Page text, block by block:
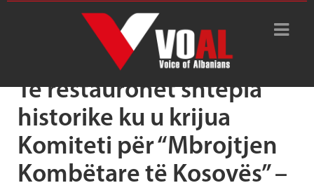
Tag Archive: Jahja Lluka
Të restaurohet shtëpia
historike ku u krijua
Komiteti për “Mbrojtjen
Kombëtare të Kosovës” –